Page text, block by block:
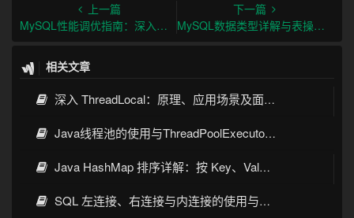
上一篇
MySQL性能调优指南：深入连接层、Server层和存储引擎层架构
下一篇
MySQL数据类型详解与表操作全指南 - 从基础到高级实践
相关文章
深入 ThreadLocal：原理、应用场景及面试考点全指南
Java线程池的使用与ThreadPoolExecutor详解
Java HashMap 排序详解：按 Key、Value 排序的几种常见写法
SQL 左连接、右连接与内连接的使用与区别